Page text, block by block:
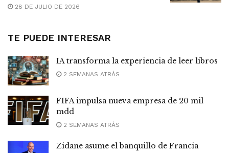
28 DE JULIO DE 2026
TE PUEDE INTERESAR
IA transforma la experiencia de leer libros
2 SEMANAS ATRÁS
FIFA impulsa nueva empresa de 20 mil
mdd
2 SEMANAS ATRÁS
Zidane asume el banquillo de Francia